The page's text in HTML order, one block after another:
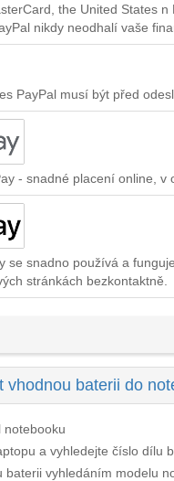
the United States n
nikdy neodhalí vaše
PayPal musí být před
- snadné placení online,
se snadno používá a
stránkách bezkontaktně.
vhodnou baterii do
notebooku
a vyhledejte číslo dílu
baterii vyhledáním modelu